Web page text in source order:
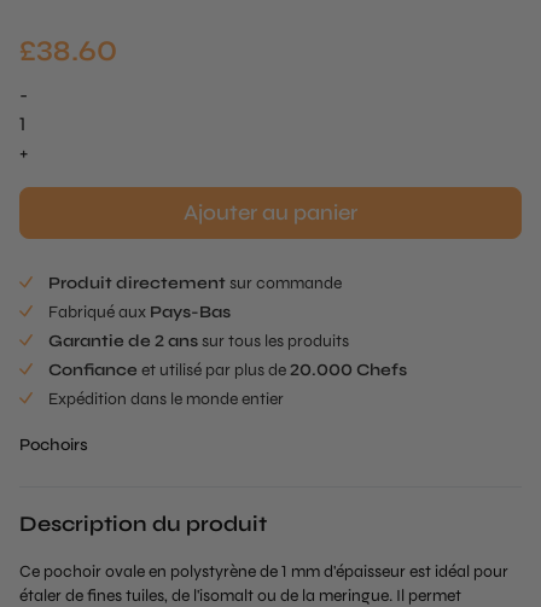
£38.60
-
quantité
de
+
Ajouter au panier
Produit directementsur commande
Fabriqué aux Pays-Bas
Garantie de 2 anssur tous les produits
Confiance et utilisé par plus de20.000 Chefs
Expédition dans le monde entier
Pochoirs
Description du produit
Ce pochoir ovale en polystyrène de 1 mm d'épaisseur est idéal pour
étaler de fines tuiles, de l'isomalt ou de la meringue. Il permet